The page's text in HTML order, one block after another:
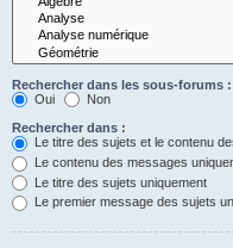
Rechercher dans les sous-forums :
Oui
Non
Rechercher dans :
Le titre des sujets et le contenu
Le contenu des messages
Le titre des sujets uniquement
Le premier message des sujets